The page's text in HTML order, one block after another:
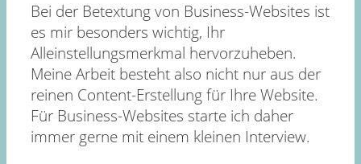
Bei der Betextung von Business-Websites ist
es mir besonders wichtig, Ihr
Alleinstellungsmerkmal hervorzuheben.
Meine Arbeit besteht also nicht nur aus der
reinen Content-Erstellung für Ihre Website.
Für Business-Websites starte ich daher
immer gerne mit einem kleinen Interview.